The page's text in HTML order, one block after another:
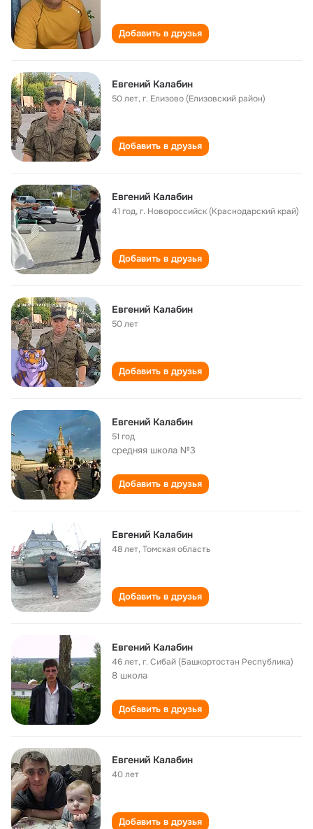
Добавить в друзья
Евгений Калабин
50 лет,г. Елизово (Елизовский район)
Добавить в друзья
Евгений Калабин
41 год,г. Новороссийск (Краснодарский край)
Добавить в друзья
Евгений Калабин
50 лет
Добавить в друзья
Евгений Калабин
51 год
средняя школа №3
Добавить в друзья
Евгений Калабин
48 лет,Томская область
Добавить в друзья
Евгений Калабин
46 лет,г. Сибай (Башкортостан Республика)
8 школа
Добавить в друзья
Евгений Калабин
40 лет
Добавить в друзья